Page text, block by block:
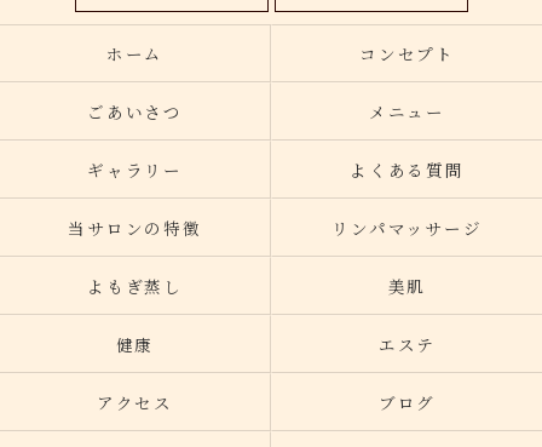
ホーム コンセプト
ごあいさつ メニュー
ギャラリー よくある質問
当サロンの特徴 リンパマッサージ
よもぎ蒸し 美肌
健康 エステ
アクセス ブログ